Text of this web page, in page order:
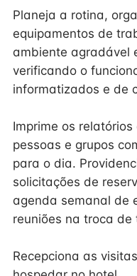
Planeja a rotina,
equipamentos de
ambiente agradável
verificando o
informatizados e de
Imprime os
pessoas e grupos
para o dia.
solicitações de
agenda semanal de
reuniões na troca de
Recepciona as